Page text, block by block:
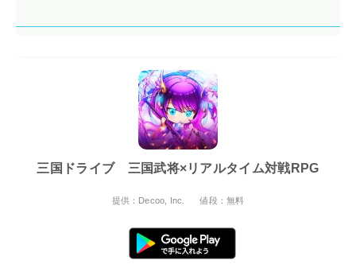
三国ドライブ 三国武将×リアルタイム対戦RPG
提供：Decoo, Inc. 値段：無料